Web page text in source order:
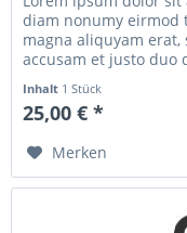
diam nonumy eirmod
magna aliquyam
accusam et justo duo
Inhalt 1 Stück
25,00 € *
Merken